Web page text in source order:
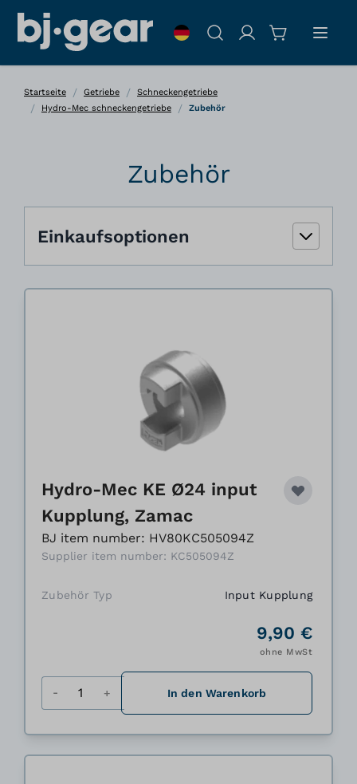
Suche
Startseite / Getriebe / Schneckengetriebe
/ Hydro-Mec schneckengetriebe / Zubehör
Zubehör
Einkaufsoptionen
Hydro-Mec KE Ø24 input
Kupplung, Zamac
BJ item number: HV80KC505094Z
Supplier item number: KC505094Z
Zubehör Typ Input Kupplung
9,90 €
ohne MwSt
In den Warenkorb